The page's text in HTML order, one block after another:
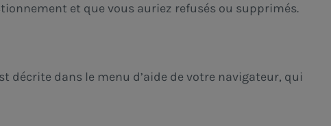
et que vous auriez refusés ou supprimés.
décrite dans le menu d’aide de votre navigateur, qui